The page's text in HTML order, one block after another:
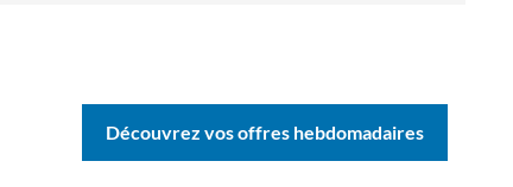
Découvrez vos offres hebdomadaires